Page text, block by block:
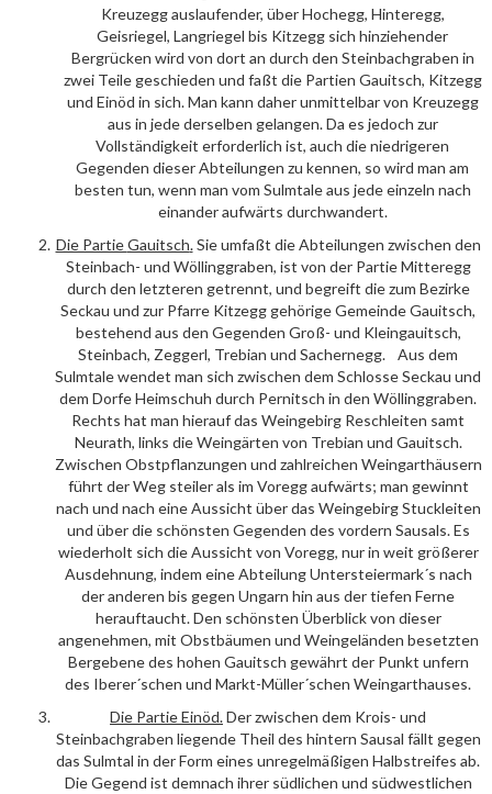
Kreuzegg auslaufender, über Hochegg, Hinteregg,
Geisriegel, Langriegel bis Kitzegg sich hinziehender
Bergrücken wird von dort an durch den Steinbachgraben in
zwei Teile geschieden und faßt die Partien Gauitsch, Kitzegg
und Einöd in sich. Man kann daher unmittelbar von Kreuzegg
aus in jede derselben gelangen. Da es jedoch zur
Vollständigkeit erforderlich ist, auch die niedrigeren
Gegenden dieser Abteilungen zu kennen, so wird man am
besten tun, wenn man vom Sulmtale aus jede einzeln nach
einander aufwärts durchwandert.
Die PartieGauitsch.Sie umfaßt die Abteilungen zwischen den
Steinbach- und Wöllinggraben, ist von der Partie Mitteregg
durch den letzteren getrennt, und begreift die zum Bezirke
Seckau und zur Pfarre Kitzegg gehörige Gemeinde Gauitsch,
bestehend aus den Gegenden Groß- und Kleingauitsch,
Steinbach, Zeggerl, Trebian und Sachernegg. Aus dem
Sulmtale wendet man sich zwischen dem Schlosse Seckau und
dem Dorfe Heimschuh durch Pernitsch in den Wöllinggraben.
Rechts hat man hierauf das Weingebirg Reschleiten samt
Neurath, links die Weingärten von Trebian und Gauitsch.
Zwischen Obstpflanzungen und zahlreichen Weingarthäusern
führt der Weg steiler als im Voregg aufwärts; man gewinnt
nach und nach eine Aussicht über das Weingebirg Stuckleiten
und über die schönsten Gegenden des vordern Sausals. Es
wiederholt sich die Aussicht von Voregg, nur in weit größerer
Ausdehnung, indem eine Abteilung Untersteiermark´s nach
der anderen bis gegen Ungarn hin aus der tiefen Ferne
herauftaucht. Den schönsten Überblick von dieser
angenehmen, mit Obstbäumen und Weingeländen besetzten
Bergebene des hohen Gauitsch gewährt der Punkt unfern
des Iberer´schen und Markt-Müller´schen Weingarthauses.
Die PartieEinöd.Der zwischen dem Krois- und
Steinbachgraben liegende Theil des hintern Sausal fällt gegen
das Sulmtal in der Form eines unregelmäßigen Halbstreifes ab.
Die Gegend ist demnach ihrer südlichen und südwestlichen